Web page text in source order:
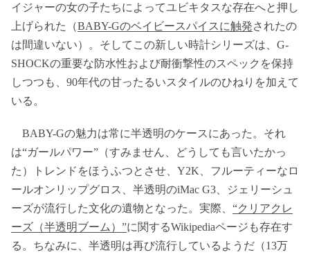
イジャーの女の子たちによってユビキタスな存在へと押し
上げられた（BABY-Gのベイビースパイスに触発されたの
は間違いない）。そしてこの新しい時計シリーズは、G-
SHOCKの重要な防水性および耐衝撃性のスペックを保持
しつつも、90年代の甘ったるいスタイルのひねりを加えて
いる。
BABY-Gの魅力は常に半透明のケースにあった。それ
は“ガールパワー”（すみません、どうしても言いたかっ
た）トレンドをほうふつとさせ、Y2K、フルーティーなロ
ールオンリップグロス、半透明のiMac G3、ジェリーシュ
ーズが流行した文化の遺物となった。実際、 “クリアクレ
ーズ（半透明ブーム）”に関するWikipediaページも存在す
る。ちなみに、半透明は再び流行しているようだ（13万